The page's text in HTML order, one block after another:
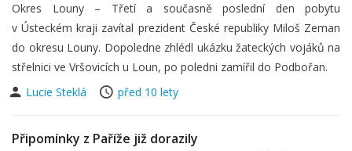
Okres Louny – Třetí a současně poslední den pobytu
v Ústeckém kraji zavítal prezident České republiky Miloš Zeman
do okresu Louny. Dopoledne zhlédl ukázku žateckých vojáků na
střelnici ve Vršovicích u Loun, po poledni zamířil do Podbořan.
Lucie Steklá
před 10 lety
Připomínky z Paříže již dorazily